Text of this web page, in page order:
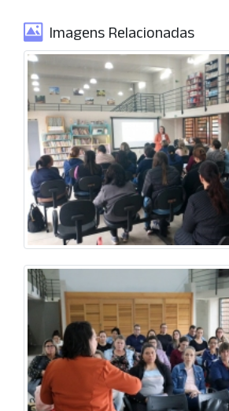
Imagens Relacionadas